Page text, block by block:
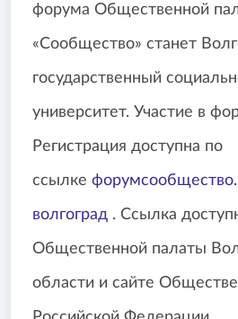
форума Общественной
«Сообщество» станет
государственный
университет. Участие в
Регистрация доступна по
ссылке
волгоград . Ссылка
Общественной палаты
области и сайте